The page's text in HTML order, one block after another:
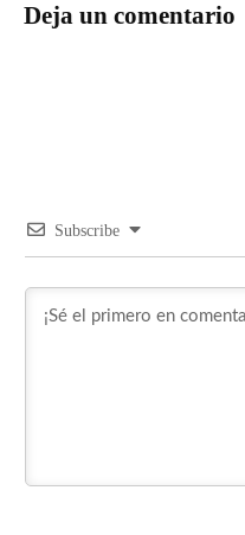
Deja un comentario
Subscribe